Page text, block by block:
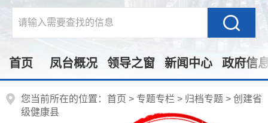
首页 凤台概况 领导之窗 新闻中心 政府信
您当前所在的位置： 首页 > 专题专栏 > 归档专题 > 创建省
级健康县